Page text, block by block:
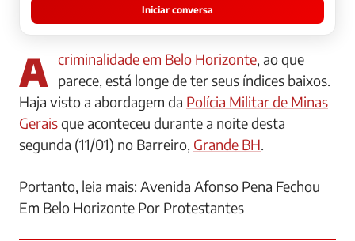
Iniciar conversa
A criminalidade em Belo Horizonte , ao que
parece, está longe de ter seus índices baixos.
Haja visto a abordagem da Polícia Militar de Minas
Geraisque aconteceu durante a noite desta
segunda (11/01) no Barreiro, Grande BH
Portanto, leia mais: Avenida Afonso Pena Fechou
Em Belo Horizonte Por Protestantes